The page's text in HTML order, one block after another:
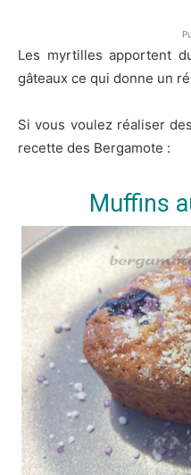
Les myrtilles apportent
gâteaux ce qui donne un
Si vous voulez réaliser
recette des Bergamote :
Muffins